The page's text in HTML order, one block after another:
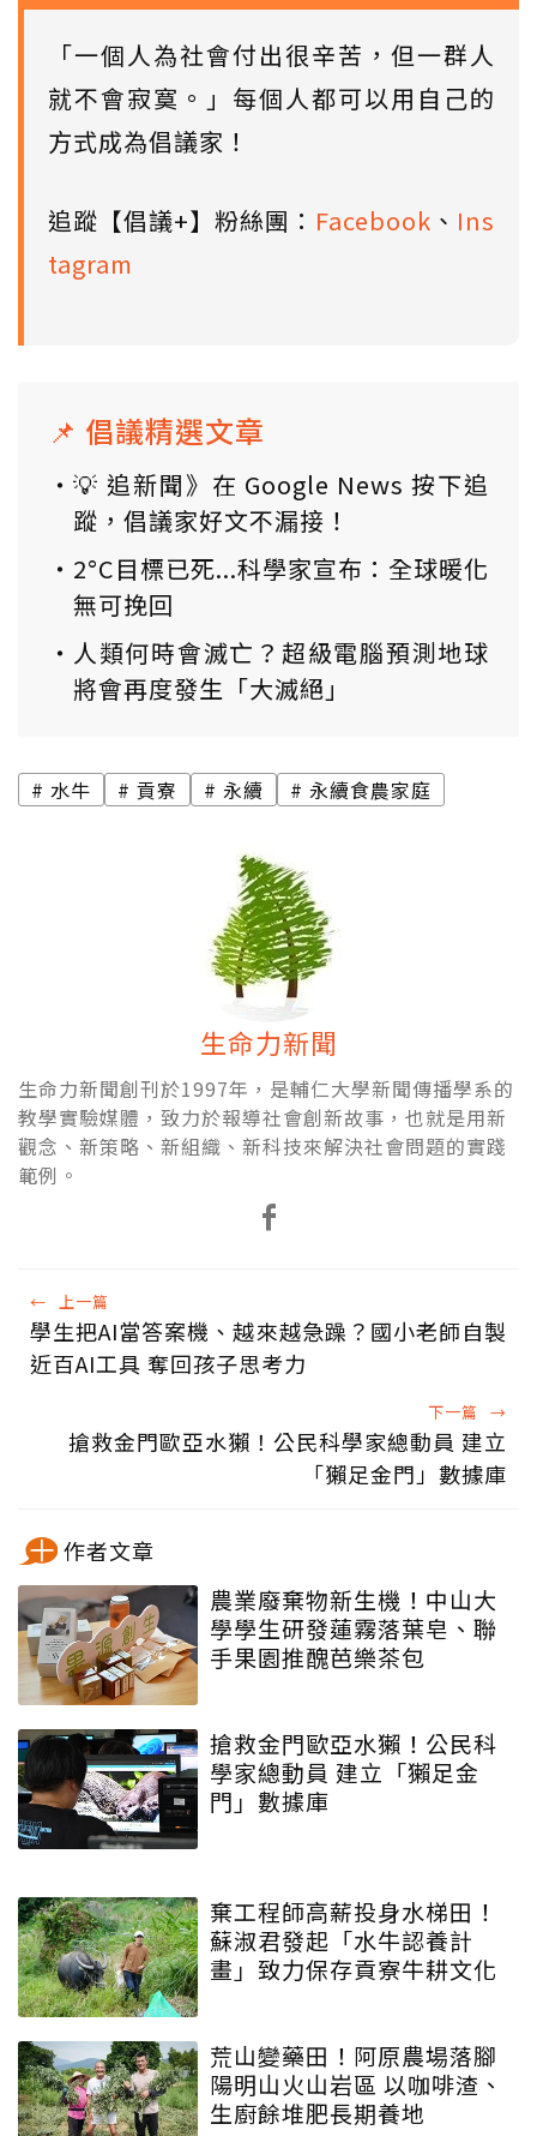
「一個人為社會付出很辛苦，但一群人
就不會寂寞。」每個人都可以用自己的
方式成為倡議家！
追蹤【倡議+】粉絲團： Facebook 、 Ins
tagram
📌 倡議精選文章
💡 追新聞》在 Google News 按下追
蹤，倡議家好文不漏接！
2°C目標已死...科學家宣布：全球暖化
無可挽回
人類何時會滅亡？超級電腦預測地球
將會再度發生「大滅絕」
水牛 貢寮 永續 永續食農家庭
生命力新聞
生命力新聞創刊於1997年，是輔仁大學新聞傳播學系的
教學實驗媒體，致力於報導社會創新故事，也就是用新
觀念、新策略、新組織、新科技來解決社會問題的實踐
範例。
← 上一篇
學生把AI當答案機、越來越急躁？國小老師自製
近百AI工具 奪回孩子思考力
下一篇 →
搶救金門歐亞水獺！公民科學家總動員 建立
「獺足金門」數據庫
作者文章
農業廢棄物新生機！中山大
學學生研發蓮霧落葉皂、聯
手果園推醜芭樂茶包
搶救金門歐亞水獺！公民科
學家總動員 建立「獺足金
門」數據庫
棄工程師高薪投身水梯田！
蘇淑君發起「水牛認養計
畫」致力保存貢寮牛耕文化
荒山變藥田！阿原農場落腳
陽明山火山岩區 以咖啡渣、
生廚餘堆肥長期養地